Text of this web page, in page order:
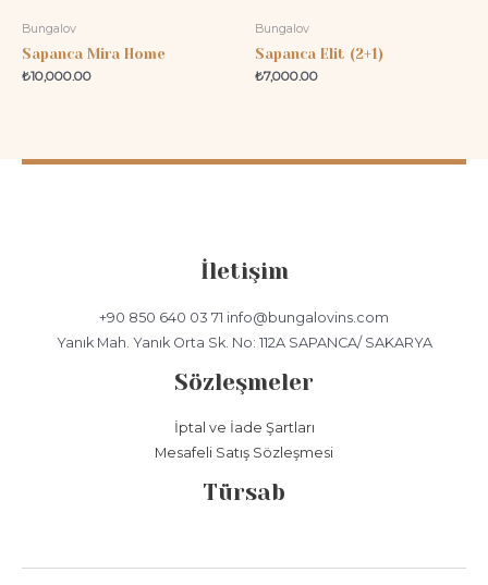
Bungalov
Sapanca Mira Home
₺10,000.00
Bungalov
Sapanca Elit (2+1)
₺7,000.00
İletişim
+90 850 640 03 71 info@bungalovins.com
Yanık Mah. Yanık Orta Sk. No: 112A SAPANCA/ SAKARYA
Sözleşmeler
İptal ve İade Şartları
Mesafeli Satış Sözleşmesi
Türsab